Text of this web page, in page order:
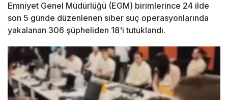
Emniyet Genel Müdürlüğü (EGM) birimlerince 24 ilde
son 5 günde düzenlenen siber suç operasyonlarında
yakalanan 306 şüpheliden 18'i tutuklandı.